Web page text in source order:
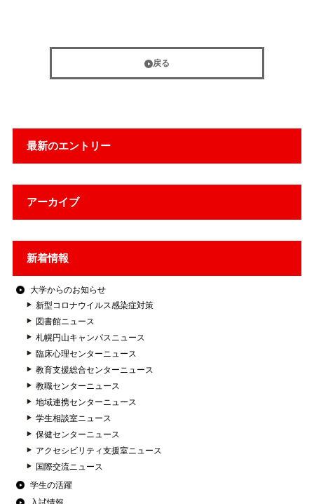
最新のエントリー
アーカイブ
新着情報
大学からのお知らせ
新型コロナウイルス感染症対策
図書館ニュース
札幌円山キャンパスニュース
臨床心理センターニュース
教育支援総合センターニュース
教職センターニュース
地域連携センターニュース
学生相談室ニュース
保健センターニュース
アクセシビリティ支援室ニュース
国際交流ニュース
学生の活躍
戻る